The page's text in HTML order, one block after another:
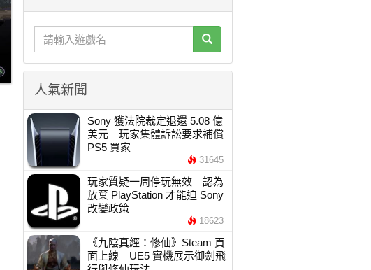
人氣新聞
Sony 獲法院裁定退還 5.08 億
美元 玩家集體訴訟要求補償
PS5 買家
31645
玩家質疑一周停玩無效 認為
放棄 PlayStation 才能迫 Sony
改變政策
18623
《九陰真經：修仙》Steam 頁
面上線 UE5 實機展示御劍飛